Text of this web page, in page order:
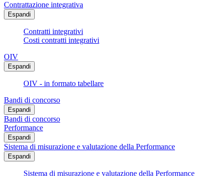
Contrattazione integrativa
Espandi
Contratti integrativi
Costi contratti integrativi
OIV
Espandi
OIV - in formato tabellare
Bandi di concorso
Espandi
Bandi di concorso
Performance
Espandi
Sistema di misurazione e valutazione della Performance
Espandi
Sistema di misurazione e valutazione della Performance